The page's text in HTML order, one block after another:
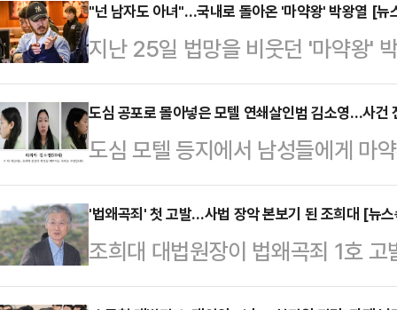
원지검 부부장 시절 이화영 전 경기
통화 녹취록이 공개되면서다. 더불
기소'의 결정적 증거로 보고 국정조
파장의 핵심인 녹취록에는 박 검사
완전히 주범이 되고 이화영이 종범
능하다"고 언급한 내용…
"넌 남자도 아녀"…국내로 돌아온 '마약왕' 박왕열 [뉴
지난 25일 법망을 비웃던 '마약왕'
을 밟았다.인천국제공항 입국장에
지는 취재진의 질문에 침묵으로 일
삿대질하며 "넌 남자도 아녀"라고
적인 표현을 사용한 것인지 대중의
거슬러 올라간다. 당시 JTBC 취재
있던 박왕열을 직접 찾아가 옥중
콜로시의 …
도심 공포로 몰아넣은 모텔 연쇄살인범 김소영…사건
도심 모텔 등지에서 남성들에게 마
살해하거나 상해를 입힌 이른바 '모
에 넘겨졌다. 검찰은 김소영의 범행
데, 수사 과정에서 추가 피해자들이
있다.20일 경찰과 법조계에 따르
'법왜곡죄' 첫 고발…사법 장악 본보기 된 조희대 [뉴
조희대 대법원장이 법왜곡죄 1호
원·법왜곡죄 신설·재판소원제 도